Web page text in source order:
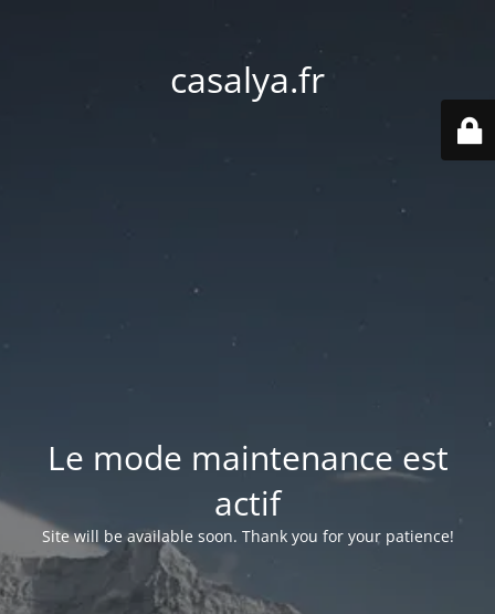
casalya.fr
Le mode maintenance est
actif
Site will be available soon. Thank you for your patience!